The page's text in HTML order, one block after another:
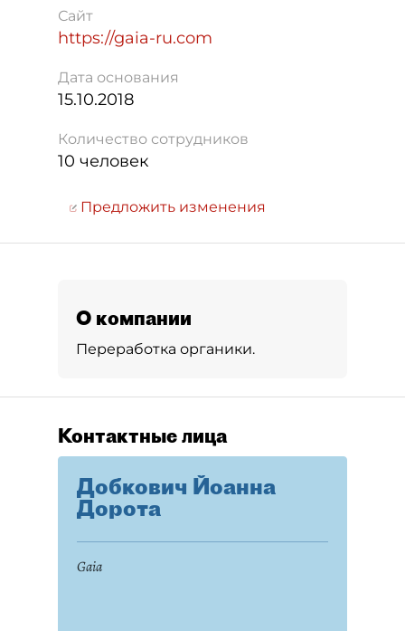
Сайт
https://gaia-ru.com
Дата основания
15.10.2018
Количество сотрудников
10 человек
Предложить изменения
О компании
Переработка органики.
Контактные лица
Добкович Йоанна
Дорота
Gaia